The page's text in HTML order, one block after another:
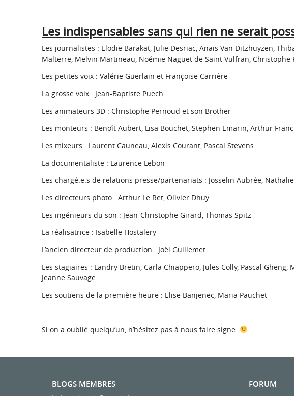
Les indispensables sans qui rien ne serait
Les journalistes : Elodie Barakat, Julie Desriac, Anaïs Van Ditzhuyzen,
Malterre, Melvin Martineau, Noémie Naguet de Saint Vulfran, Christophe
Les petites voix : Valérie Guerlain et Françoise Carrière
La grosse voix : Jean-Baptiste Puech
Les animateurs 3D : Christophe Pernoud et son Brother
Les monteurs : Benoît Aubert, Lisa Bouchet, Stephen Emarin, Arthur
Les mixeurs : Laurent Cauneau, Alexis Courant, Pascal Stevens
La documentaliste : Laurence Lebon
Les chargé.e.s de relations presse/partenariats : Josselin Aubrée,
Les directeurs photo : Arthur Le Ret, Olivier Dhuy
Les ingénieurs du son : Jean-Christophe Girard, Thomas Spitz
La réalisatrice : Isabelle Hostalery
L’ancien directeur de production : Joël Guillemet
Les stagiaires : Landry Bretin, Carla Chiappero, Jules Colly, Pascal
Jeanne Sauvage
Les soutiens de la première heure : Elise Banjenec, Maria Pauchet
Si on a oublié quelqu’un, n’hésitez pas à nous faire signe.
BLOGS MEMBRES FORUM